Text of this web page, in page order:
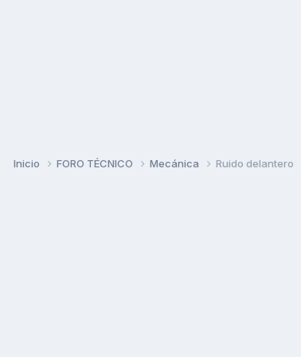
Inicio FORO TÉCNICO Mecánica Ruido delantero